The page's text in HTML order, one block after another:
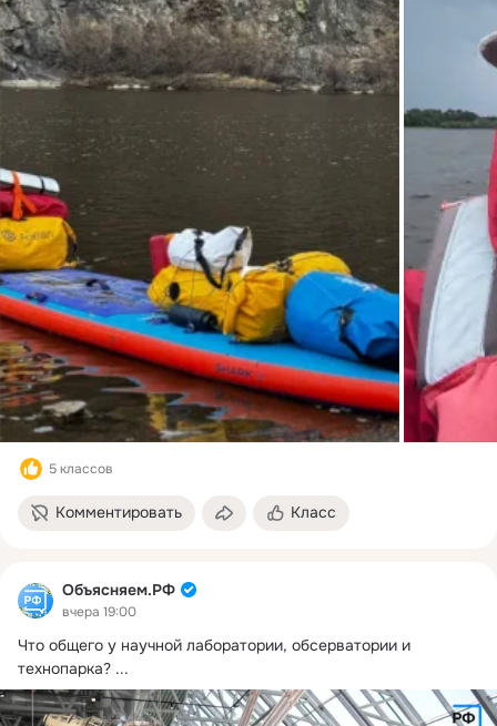
5 классов
Комментировать Класс
Объясняем.РФ
вчера 19:00
Что общего у научной лаборатории, обсерватории и
технопарка? ...